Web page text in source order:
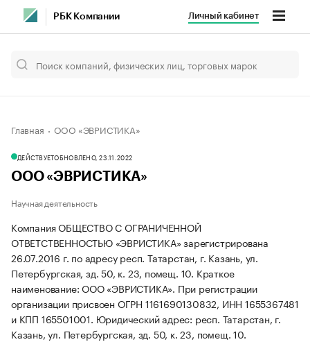
РБК Компании Личный кабинет
Главная ООО «ЭВРИСТИКА»
ДЕЙСТВУЕТОБНОВЛЕНО, 23.11.2022
ООО «ЭВРИСТИКА»
Научная деятельность
Компания ОБЩЕСТВО С ОГРАНИЧЕННОЙ
ОТВЕТСТВЕННОСТЬЮ «ЭВРИСТИКА» зарегистрирована
26.07.2016 г. по адресу респ. Татарстан, г. Казань, ул.
Петербургская, зд. 50, к. 23, помещ. 10. Краткое
наименование: ООО «ЭВРИСТИКА». При регистрации
организации присвоен ОГРН 1161690130832, ИНН 1655367481
и КПП 165501001. Юридический адрес: респ. Татарстан, г.
Казань, ул. Петербургская, зд. 50, к. 23, помещ. 10.